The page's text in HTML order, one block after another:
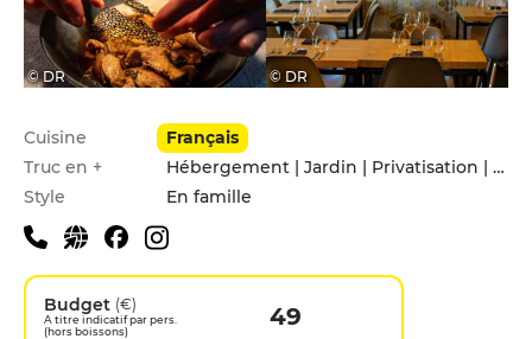
© DR © DR
Infos pratiques
Cuisine
Français
Truc en +
Hébergement | Jardin | Privatisation | Terrasse
Style
En famille
Budget (€)
A titre indicatif par pers.
(hors boissons)
49